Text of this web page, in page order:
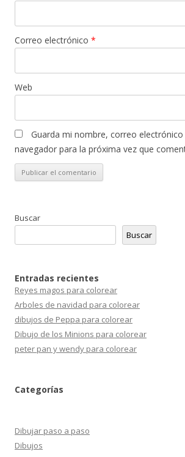
Correo electrónico *
Web
Guarda mi nombre, correo
navegador para la próxima vez que
Buscar
Buscar
Entradas recientes
Reyes magos para colorear
Arboles de navidad para colorear
dibujos de Peppa para colorear
Dibujo de los Minions para colorear
peter pan y wendy para colorear
Categorías
Dibujar paso a paso
Dibujos